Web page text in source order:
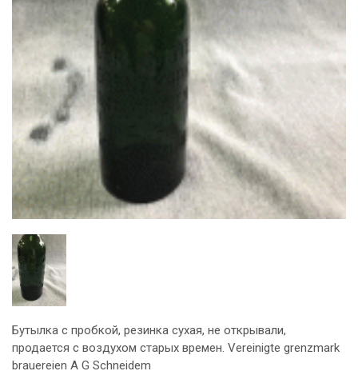
Бутылка с пробкой, резинка сухая, не открывали,
продается с воздухом старых времен. Vereinigte grenzmark
brauereien A G Schneidem